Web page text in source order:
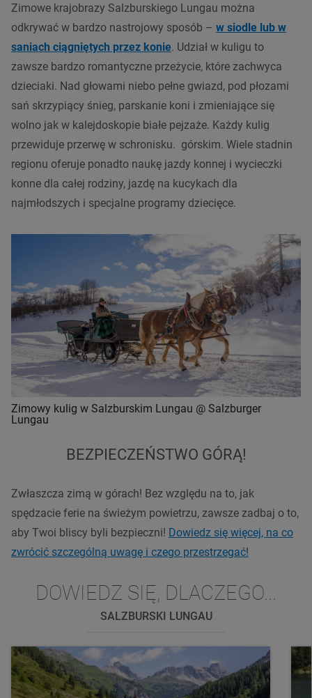
Zimowe krajobrazy Salzburskiego Lungau można
odkrywać w bardzo nastrojowy sposób – w siodle lub w
saniach ciągniętych przez konie. Udział w kuligu to
zawsze bardzo romantyczne przeżycie, które zachwyca
dzieciaki. Nad głowami niebo pełne gwiazd, pod płozami
sań skrzypiący śnieg, parskanie koni i zmieniające się
wolno jak w kalejdoskopie białe pejzaże. Każdy kulig
przewiduje przerwę w schronisku. górskim. Wiele stadnin
regionu oferuje ponadto naukę jazdy konnej i wycieczki
konne dla całej rodziny, jazdę na kucykach dla
najmłodszych i specjalne programy dziecięce.
Zimowy kulig w Salzburskim Lungau @ Salzburger
Lungau
BEZPIECZEŃSTWO GÓRĄ!
Zwłaszcza zimą w górach! Bez względu na to, jak
spędzacie ferie na świeżym powietrzu, zawsze zadbaj o to,
aby Twoi bliscy byli bezpieczni! Dowiedz się więcej, na co
zwrócić szczególną uwagę i czego przestrzegać!
DOWIEDZ SIĘ, DLACZEGO...
SALZBURSKI LUNGAU